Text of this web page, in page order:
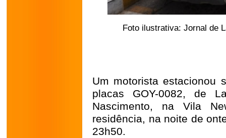
Foto ilustrativa: Jornal de
Um motorista estacionou
placas GOY-0082, de
Nascimento, na Vila
residência, na noite de
23h50.